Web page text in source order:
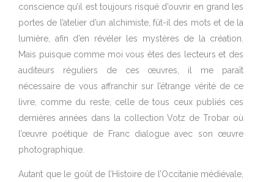
conscience qu’il est toujours risqué d’ouvrir en grand les
portes de l’atelier d’un alchimiste, fût-il des mots et de la
lumière, afin d’en révéler les mystères de la création.
Mais puisque comme moi vous êtes des lecteurs et des
auditeurs réguliers de ces œuvres, il me paraît
nécessaire de vous affranchir sur l’étrange vérité de ce
livre, comme du reste, celle de tous ceux publiés ces
dernières années dans la collection Votz de Trobar où
l’œuvre poétique de Franc dialogue avec son œuvre
photographique.
Autant que le goût de l’Histoire de l’Occitanie médiévale,